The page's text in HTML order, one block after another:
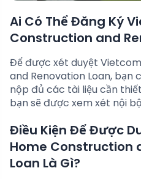
Ai Có Thể Đăng Ký
Construction and
Để được xét duyệt
and Renovation Loan, bạn
nộp đủ các tài liệu cần
bạn sẽ được xem xét nội
Điều Kiện Để Được
Home Construction
Loan Là Gì?